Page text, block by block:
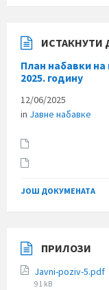
ИСТАКНУТИ
План набавки на
2025. годину
12/06/2025
in Јавне набавке
ЈОШ ДОКУМЕНАТА
ПРИЛОЗИ
Javni-poziv-5.pdf
File
91 kB